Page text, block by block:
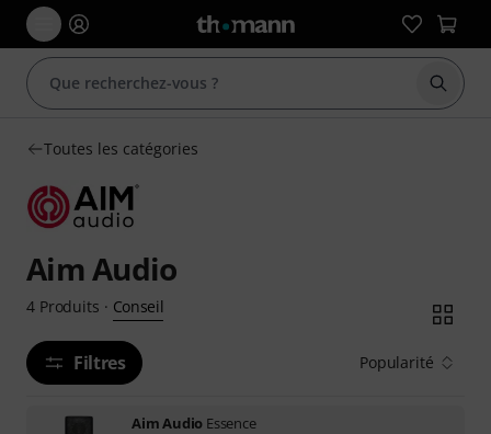
Toutes les catégories
Aim Audio
4 Produits · Conseil
Filtres Popularité
Aim Audio Essence